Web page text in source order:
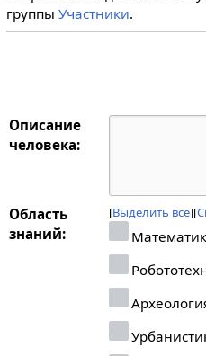
группы Участники.
Описание
человека:
Область
знаний:
Выделить все